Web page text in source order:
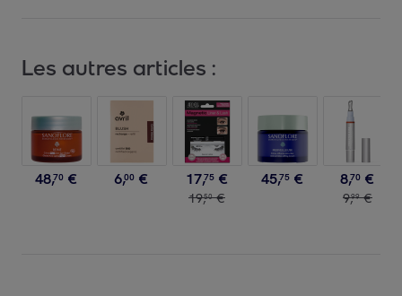
Les autres articles :
48,70 € 6,00 € 17,75 €
19,50 €
45,75 € 8,70 €
9,99 €